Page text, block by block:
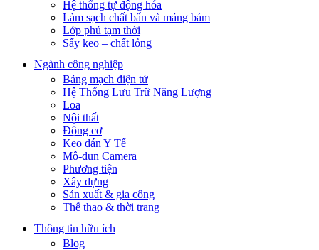
Hệ thống tự động hóa
Làm sạch chất bẩn và mảng bám
Lớp phủ tạm thời
Sấy keo – chất lỏng
Ngành công nghiệp
Bảng mạch điện tử
Hệ Thống Lưu Trữ Năng Lượng
Loa
Nội thất
Động cơ
Keo dán Y Tế
Mô-đun Camera
Phương tiện
Xây dựng
Sản xuất & gia công
Thể thao & thời trang
Thông tin hữu ích
Blog